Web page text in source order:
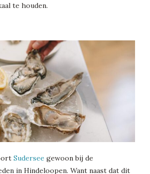
te houden.
Sudersee gewoon bij de
in Hindeloopen. Want naast dat dit